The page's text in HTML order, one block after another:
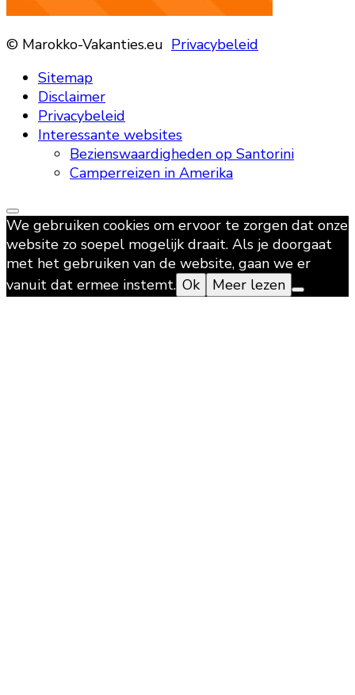
© Marokko-Vakanties.eu Privacybeleid
Sitemap
Disclaimer
Privacybeleid
Interessante websites
Bezienswaardigheden op Santorini
Camperreizen in Amerika
We gebruiken cookies om ervoor te zorgen dat onze
website zo soepel mogelijk draait. Als je doorgaat
met het gebruiken van de website, gaan we er
vanuit dat ermee instemt. Ok Meer lezen